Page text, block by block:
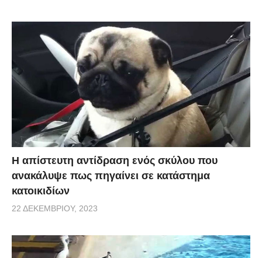
Η απίστευτη αντίδραση ενός σκύλου που
ανακάλυψε πως πηγαίνει σε κατάστημα
κατοικιδίων
22 ΔΕΚΕΜΒΡΊΟΥ, 2023